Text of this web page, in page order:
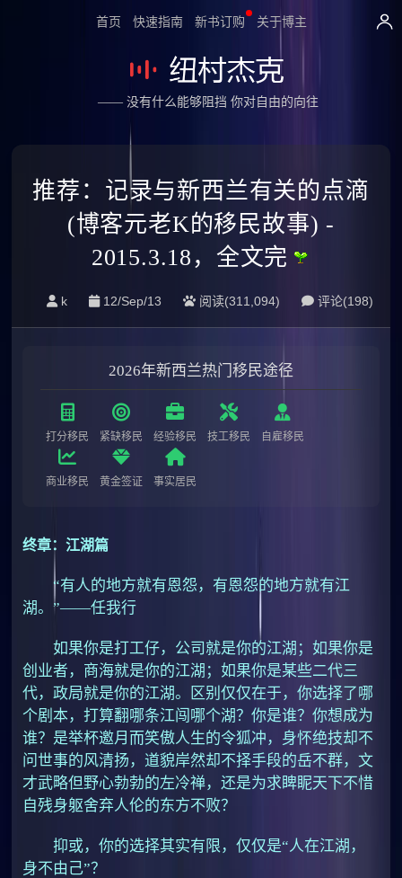
首页 快速指南 新书订购 关于博主
—— 没有什么能够阻挡 你对自由的向往
推荐：记录与新西兰有关的点滴
(博客元老K的移民故事) -
2015.3.18，全文完
k 12/Sep/13 阅读(311,094) 评论(198)
2026年新西兰热门移民途径
打分移民 紧缺移民 经验移民 技工移民 自雇移民
商业移民 黄金签证 事实居民
终章：江湖篇
“有人的地方就有恩怨，有恩怨的地方就有江
湖。”——任我行
如果你是打工仔，公司就是你的江湖；如果你是
创业者，商海就是你的江湖；如果你是某些二代三
代，政局就是你的江湖。区别仅仅在于，你选择了哪
个剧本，打算翻哪条江闯哪个湖？你是谁？你想成为
谁？是举杯邀月而笑傲人生的令狐冲，身怀绝技却不
问世事的风清扬，道貌岸然却不择手段的岳不群，文
才武略但野心勃勃的左冷禅，还是为求睥眤天下不惜
自残身躯舍弃人伦的东方不败？
抑或，你的选择其实有限，仅仅是“人在江湖，
身不由己”？